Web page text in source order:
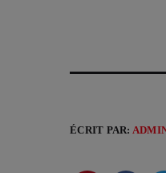
ÉCRIT PAR: